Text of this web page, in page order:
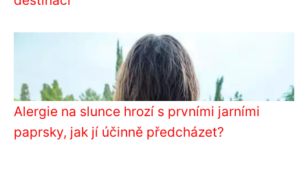
Alergie na slunce hrozí s prvními jarními
paprsky, jak jí účinně předcházet?